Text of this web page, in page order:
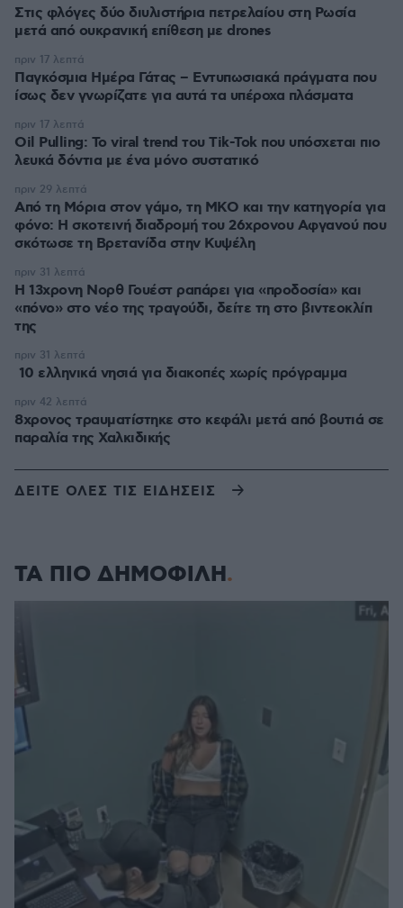
Στις φλόγες δύο διυλιστήρια πετρελαίου στη Ρωσία
μετά από ουκρανική επίθεση με drones
Παγκόσμια Ημέρα Γάτας – Εντυπωσιακά πράγματα που
ίσως δεν γνωρίζατε για αυτά τα υπέροχα πλάσματα
πριν 17 λεπτά
Oil Pulling: To viral trend του Tik-Tok που υπόσχεται πιο
λευκά δόντια με ένα μόνο συστατικό
πριν 17 λεπτά
Από τη Μόρια στον γάμο, τη ΜΚΟ και την κατηγορία για
φόνο: Η σκοτεινή διαδρομή του 26χρονου Αφγανού που
σκότωσε τη Βρετανίδα στην Κυψέλη
πριν 29 λεπτά
Η 13χρονη Νορθ Γουέστ ραπάρει για «προδοσία» και
«πόνο» στο νέο της τραγούδι, δείτε τη στο βιντεοκλίπ
της
πριν 31 λεπτά
10 ελληνικά νησιά για διακοπές χωρίς πρόγραμμα
πριν 31 λεπτά
8χρονος τραυματίστηκε στο κεφάλι μετά από βουτιά σε
παραλία της Χαλκιδικής
πριν 42 λεπτά
ΔΕΙΤΕ ΟΛΕΣ ΤΙΣ ΕΙΔΗΣΕΙΣ
ΤΑ ΠΙΟ ΔΗΜΟΦΙΛΗ